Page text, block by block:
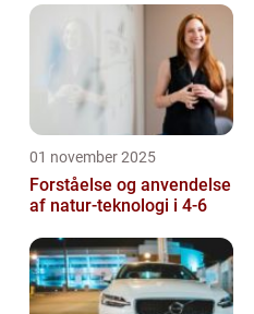
01 november 2025
Forståelse og anvendelse
af natur-teknologi i 4-6